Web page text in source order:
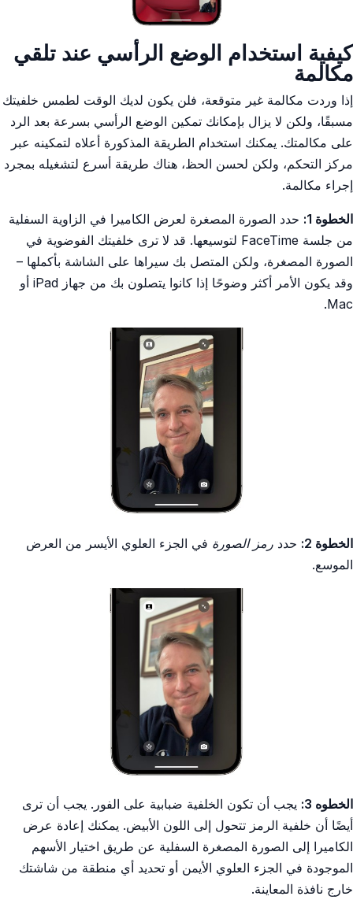
كيفية استخدام الوضع الرأسي عند تلقي
مكالمة
إذا وردت مكالمة غير متوقعة، فلن يكون لديك الوقت لطمس خلفيتك
مسبقًا، ولكن لا يزال بإمكانك تمكين الوضع الرأسي بسرعة بعد الرد
على مكالمتك. يمكنك استخدام الطريقة المذكورة أعلاه لتمكينه عبر
مركز التحكم، ولكن لحسن الحظ، هناك طريقة أسرع لتشغيله بمجرد
إجراء مكالمة.
الخطوة 1:
حدد الصورة المصغرة لعرض الكاميرا في الزاوية السفلية
من جلسة FaceTime لتوسيعها. قد لا ترى خلفيتك الفوضوية في
الصورة المصغرة، ولكن المتصل بك سيراها على الشاشة بأكملها –
وقد يكون الأمر أكثر وضوحًا إذا كانوا يتصلون بك من جهاز iPad أو
Mac.
الخطوة 2: حدد رمز الصورة في الجزء العلوي الأيسر من العرض
الموسع.
الخطوه 3:
يجب أن تكون الخلفية ضبابية على الفور. يجب أن ترى
أيضًا أن خلفية الرمز تتحول إلى اللون الأبيض. يمكنك إعادة عرض
الكاميرا إلى الصورة المصغرة السفلية عن طريق اختيار الأسهم
الموجودة في الجزء العلوي الأيمن أو تحديد أي منطقة من شاشتك
خارج نافذة المعاينة.